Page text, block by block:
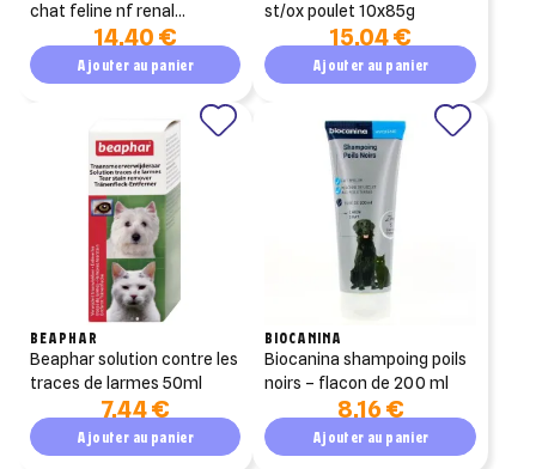
chat feline nf renal
function saumon 10x85g
14,40 €
Ajouter au panier
st/ox poulet 10x85g
15,04 €
Ajouter au panier
BEAPHAR
beaphar solution contre les
traces de larmes 50ml
7,44 €
Ajouter au panier
BIOCANINA
biocanina shampoing poils
noirs – flacon de 200 ml
8,16 €
Ajouter au panier